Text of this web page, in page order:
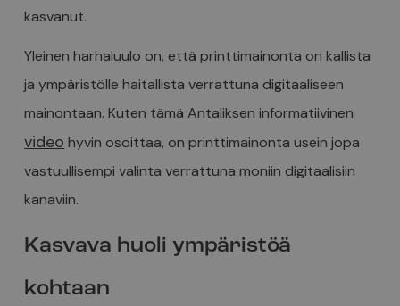
kasvanut.
Yleinen harhaluulo on, että printtimainonta on kallista
ja ympäristölle haitallista verrattuna digitaaliseen
mainontaan. Kuten tämä Antaliksen informatiivinen
video hyvin osoittaa, on printtimainonta usein jopa
vastuullisempi valinta verrattuna moniin digitaalisiin
kanaviin.
Kasvava huoli ympäristöä
kohtaan